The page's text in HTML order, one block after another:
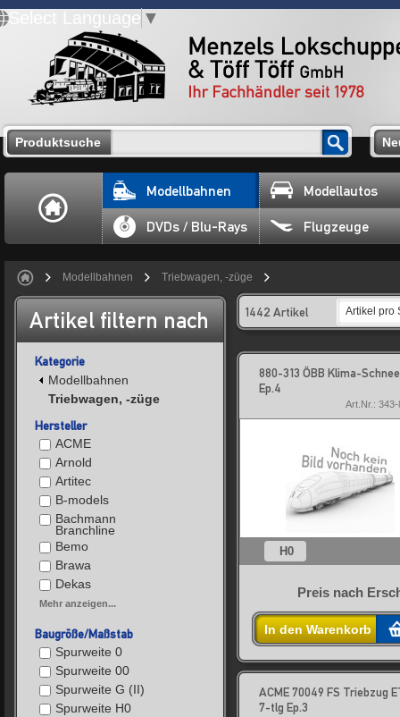
Select Language ▼
Produktsuche
Modellbahnen Modellautos
DVDs / Blu-Rays Flugzeuge
Modellbahnen Triebwagen, -züge
Artikel filtern nach
Kategorie
Modellbahnen
Triebwagen, -züge
Hersteller
ACME
Arnold
Artitec
B-models
Bachmann
Branchline
Bemo
Brawa
Dekas
Mehr anzeigen...
Baugröße/Maßstab
Spurweite 0
Spurweite 00
Spurweite G (II)
Spurweite H0
1442 Artikel Artikel pro
880-313 ÖBB Klima-
Ep.4
Art.Nr.:
H0
Preis nach
In den Warenkorb
ACME 70049 FS Triebzug
7-tlg Ep.3